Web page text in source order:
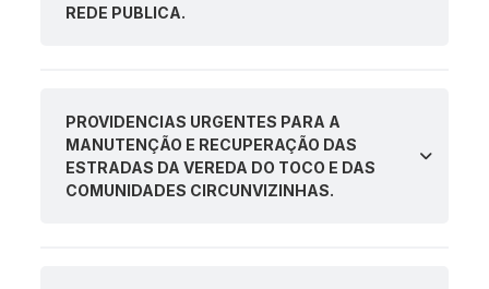
REDE PUBLICA.
PROVIDENCIAS URGENTES PARA A
MANUTENÇÃO E RECUPERAÇÃO DAS
ESTRADAS DA VEREDA DO TOCO E DAS
COMUNIDADES CIRCUNVIZINHAS.